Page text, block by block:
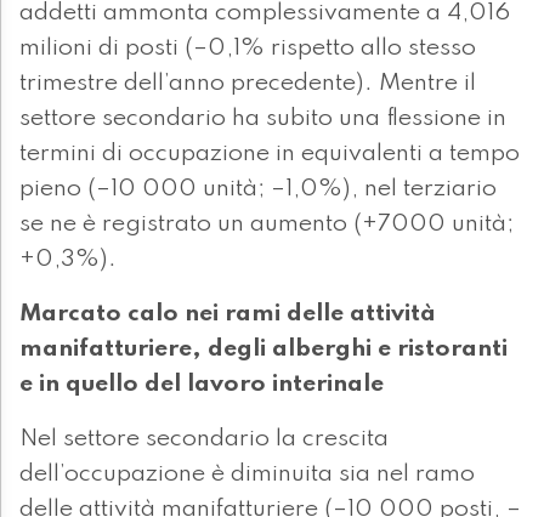
addetti ammonta complessivamente a 4,016
milioni di posti (–0,1% rispetto allo stesso
trimestre dell’anno precedente). Mentre il
settore secondario ha subito una flessione in
termini di occupazione in equivalenti a tempo
pieno (–10 000 unità; –1,0%), nel terziario
se ne è registrato un aumento (+7000 unità;
+0,3%).
Marcato calo nei rami delle attività
manifatturiere, degli alberghi e ristoranti
e in quello del lavoro interinale
Nel settore secondario la crescita
dell’occupazione è diminuita sia nel ramo
delle attività manifatturiere (–10 000 posti, –